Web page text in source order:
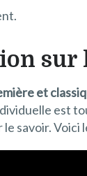
sur
et
est
savoir. Voici